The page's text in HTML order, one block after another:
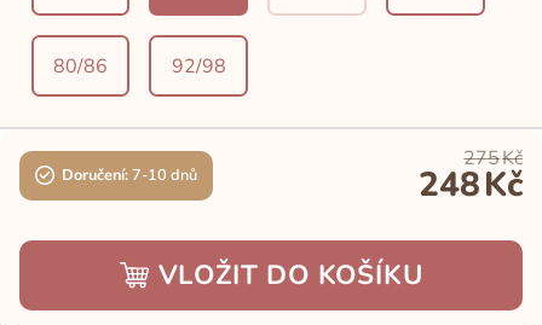
80/86 92/98
Doručení:7-10 dnů
275Kč
248Kč
VLOŽIT DO KOŠÍKU